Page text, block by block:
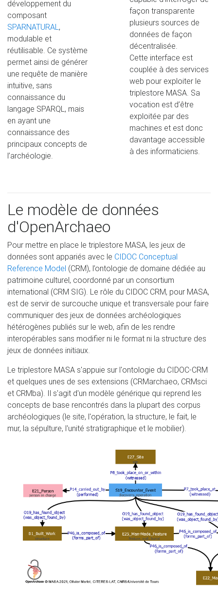
façon transparente
plusieurs sources de
données de façon
décentralisée.
Cette interface est
couplée à des services
web pour exploiter le
triplestore MASA. Sa
vocation est d’être
exploitée par des
machines et est donc
davantage accessible
à des informaticiens.
développement du
composant
SPARNATURAL,
modulable et
réutilisable. Ce système
permet ainsi de générer
une requête de manière
intuitive, sans
connaissance du
langage SPARQL, mais
en ayant une
connaissance des
principaux concepts de
l’archéologie.
Le modèle de données
d'OpenArchaeo
Pour mettre en place le triplestore MASA, les jeux de
données sont appariés avec le CIDOC Conceptual
Reference Model (CRM), l’ontologie de domaine dédiée au
patrimoine culturel, coordonné par un consortium
international (CRM SIG). Le rôle du CIDOC CRM, pour MASA,
est de servir de surcouche unique et transversale pour faire
communiquer des jeux de données archéologiques
hétérogènes publiés sur le web, afin de les rendre
interopérables sans modifier ni le format ni la structure des
jeux de données initiaux.
Le triplestore MASA s'appuie sur l'ontologie du CIDOC-CRM
et quelques unes de ses extensions (CRMarchaeo, CRMsci
et CRMba). Il s'agit d'un modèle générique qui reprend les
concepts de base rencontrés dans la plupart des corpus
archéologiques (le site, l'opération, la structure, le fait, le
mur, la sépulture, l'unité stratigraphique et le mobilier).